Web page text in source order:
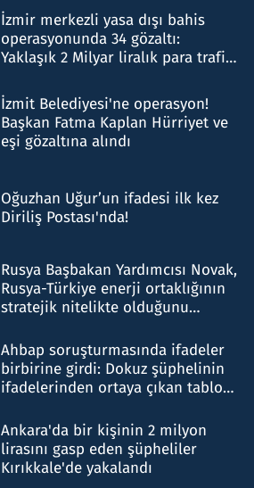
İzmir merkezli yasa dışı bahis
operasyonunda 34 gözaltı:
Yaklaşık 2 Milyar liralık para trafiği
İzmit Belediyesi'ne operasyon!
Başkan Fatma Kaplan Hürriyet ve
eşi gözaltına alındı
Oğuzhan Uğur’un ifadesi ilk kez
Diriliş Postası'nda!
Rusya Başbakan Yardımcısı Novak,
Rusya-Türkiye enerji ortaklığının
stratejik nitelikte olduğunu
Ahbap soruşturmasında ifadeler
birbirine girdi: Dokuz şüphelinin
ifadelerinden ortaya çıkan tablo
Ankara'da bir kişinin 2 milyon
lirasını gasp eden şüpheliler
Kırıkkale'de yakalandı